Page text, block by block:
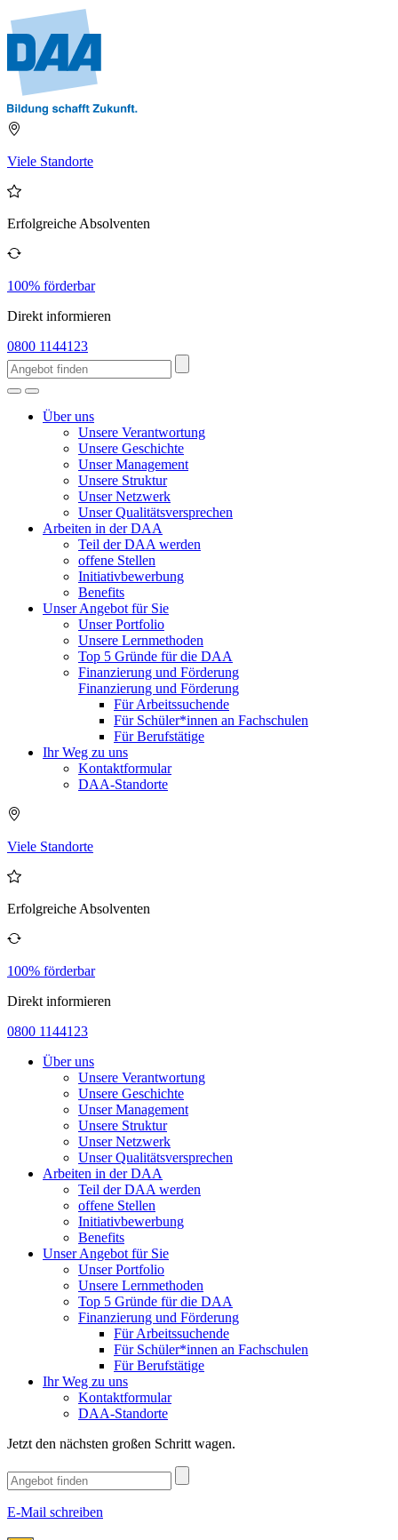
Viele Standorte
Erfolgreiche Absolventen
100% förderbar
Direkt informieren
0800 1144123
Über uns
Unsere Verantwortung
Unsere Geschichte
Unser Management
Unsere Struktur
Unser Netzwerk
Unser Qualitätsversprechen
Arbeiten in der DAA
Teil der DAA werden
offene Stellen
Initiativbewerbung
Benefits
Unser Angebot für Sie
Unser Portfolio
Unsere Lernmethoden
Top 5 Gründe für die DAA
Finanzierung und Förderung
Finanzierung und Förderung
Für Arbeitssuchende
Für Schüler*innen an Fachschulen
Für Berufstätige
Ihr Weg zu uns
Kontaktformular
DAA-Standorte
Viele Standorte
Erfolgreiche Absolventen
100% förderbar
Direkt informieren
0800 1144123
Über uns
Unsere Verantwortung
Unsere Geschichte
Unser Management
Unsere Struktur
Unser Netzwerk
Unser Qualitätsversprechen
Arbeiten in der DAA
Teil der DAA werden
offene Stellen
Initiativbewerbung
Benefits
Unser Angebot für Sie
Unser Portfolio
Unsere Lernmethoden
Top 5 Gründe für die DAA
Finanzierung und Förderung
Für Arbeitssuchende
Für Schüler*innen an Fachschulen
Für Berufstätige
Ihr Weg zu uns
Kontaktformular
DAA-Standorte
Jetzt den nächsten großen Schritt wagen.
E-Mail schreiben